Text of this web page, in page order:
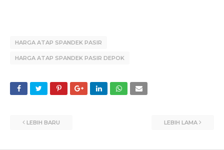
HARGA ATAP SPANDEK PASIR
HARGA ATAP SPANDEK PASIR DEPOK
LEBIH BARU LEBIH LAMA